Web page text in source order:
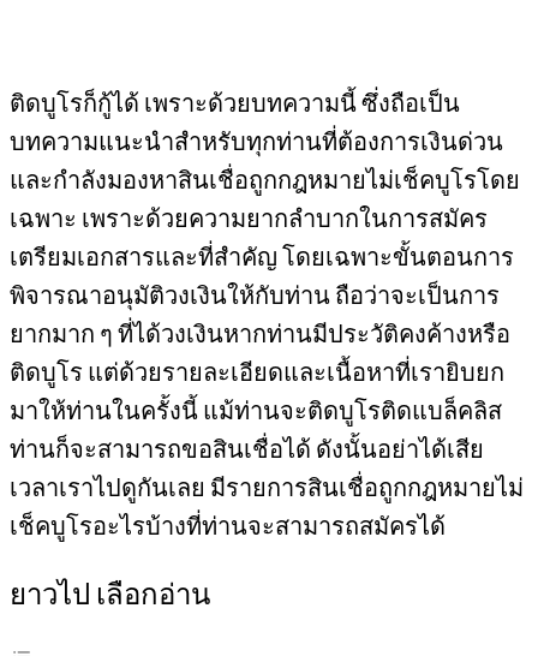
ติดบูโรก็กู้ได้ เพราะด้วยบทความนี้ ซึ่งถือเป็น
บทความแนะนำสำหรับทุกท่านที่ต้องการเงินด่วน
และกำลังมองหาสินเชื่อถูกกฎหมายไม่เช็คบูโรโดย
เฉพาะ เพราะด้วยความยากลำบากในการสมัคร
เตรียมเอกสารและที่สำคัญ โดยเฉพาะขั้นตอนการ
พิจารณาอนุมัติวงเงินให้กับท่าน ถือว่าจะเป็นการ
ยากมาก ๆ ที่ได้วงเงินหากท่านมีประวัติคงค้างหรือ
ติดบูโร แต่ด้วยรายละเอียดและเนื้อหาที่เรายิบยก
มาให้ท่านในครั้งนี้ แม้ท่านจะติดบูโรติดแบล็คลิส
ท่านก็จะสามารถขอสินเชื่อได้ ดังนั้นอย่าได้เสีย
เวลาเราไปดูกันเลย มีรายการสินเชื่อถูกกฎหมายไม่
เช็คบูโรอะไรบ้างที่ท่านจะสามารถสมัครได้
ยาวไป เลือกอ่าน